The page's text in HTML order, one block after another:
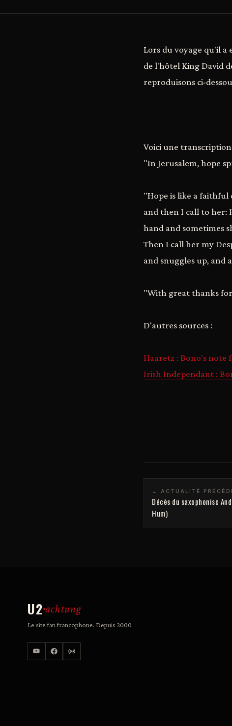
Lors du voyage qu'il a
de l'hôtel King David
reproduisons ci-
Voici une
"In Jerusalem, hope
"Hope is like a
and then I call to her:
hand and sometimes
Then I call her my
and snuggles up, and
"With great thanks
D'autres sources :
Haaretz : Bono's note
Irish Independant :
← ACTUALITÉ
Décès du saxophonise
Hum)
U2 achtung
Le site fan francophone. Depuis 2000